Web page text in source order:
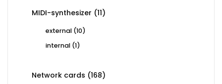
MIDI-synthesizer 1111
external 1010
internal 11
Network cards 168168